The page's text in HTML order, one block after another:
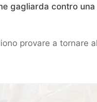
gagliarda contro
provare a tornare